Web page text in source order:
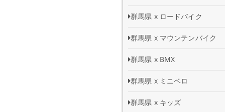
群馬県 x ロードバイク
群馬県 x マウンテンバイク
群馬県 x BMX
群馬県 x ミニベロ
群馬県 x キッズ